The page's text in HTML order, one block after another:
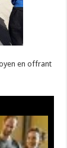
en offrant